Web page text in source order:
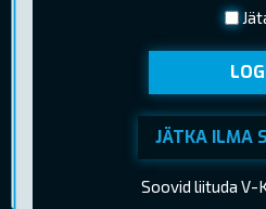
JÄTKA ILMA
Soovid liituda V-
(Kehtib EV pensionitunnistuse
Piletimüük lõppes 06.06.2026